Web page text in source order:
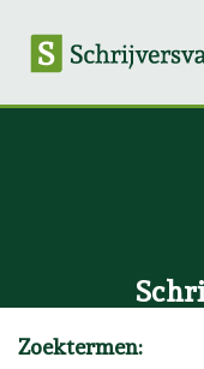
Zoektermen: